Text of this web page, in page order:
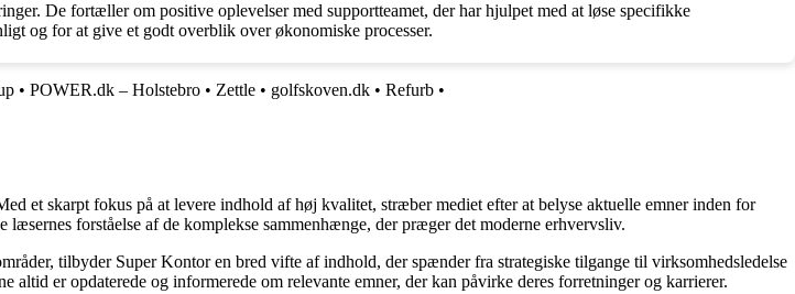
De fortæller om positive oplevelser med supportteamet, der har hjulpet med at løse specifikke
og for at give et godt overblik over økonomiske processer.
• POWER.dk – Holstebro • Zettle • golfskoven.dk • Refurb •
et skarpt fokus på at levere indhold af høj kvalitet, stræber mediet efter at belyse aktuelle emner inden for
forståelse af de komplekse sammenhænge, der præger det moderne erhvervsliv.
tilbyder Super Kontor en bred vifte af indhold, der spænder fra strategiske tilgange til virksomhedsledelse
er opdaterede og informerede om relevante emner, der kan påvirke deres forretninger og karrierer.